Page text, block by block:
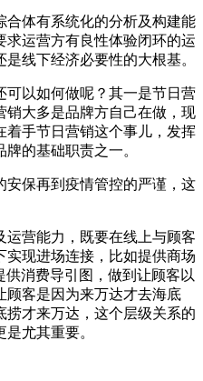
合体有系统化的分析及构建能
求运营方有良性体验闭环的运
线下经济必要性的大根基。
可以如何做呢？其一是节日营
销大多是品牌方自己在做，现
着手节日营销这个事儿，发挥
的基础职责之一。
安保再到疫情管控的严谨，这
运营能力，既要在线上与顾客
实现进场连接，比如提供商场
消费导引图，做到让顾客以
顾客是因为来万达才去海底
才来万达，这个层级关系的
尤其重要。